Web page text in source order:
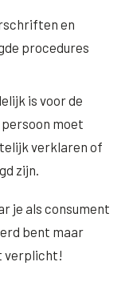
en
procedures
is voor de
moet
verklaren of
zijn.
je als consument
bent maar
verplicht!